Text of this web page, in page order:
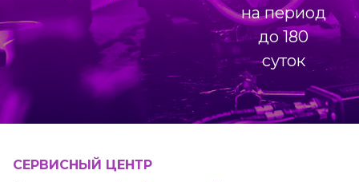
на период
до 180
суток
СЕРВИСНЫЙ ЦЕНТР